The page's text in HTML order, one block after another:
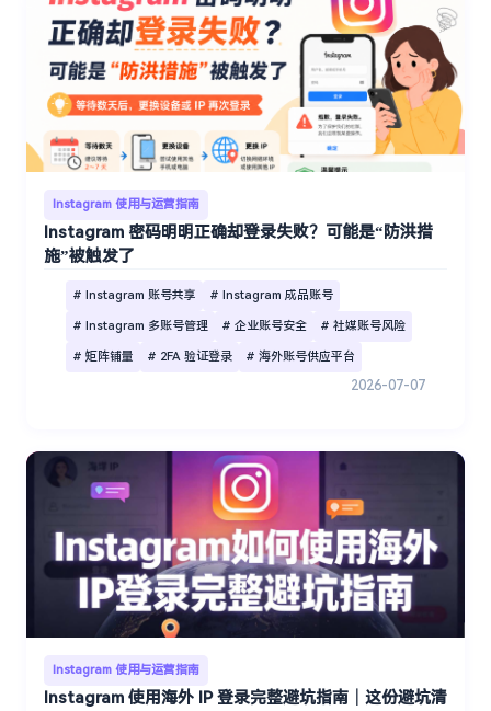
Instagram 使用与运营指南
Instagram 密码明明正确却登录失败？可能是“防洪措
施”被触发了
# Instagram 账号共享 # Instagram 成品账号
# Instagram 多账号管理 # 企业账号安全 # 社媒账号风险
# 矩阵铺量 # 2FA 验证登录 # 海外账号供应平台
2026-07-07
Instagram 使用与运营指南
Instagram 使用海外 IP 登录完整避坑指南｜这份避坑清